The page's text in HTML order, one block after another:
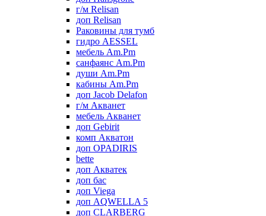
г/м Relisan
доп Relisan
Раковины для тумб
гидро AESSEL
мебель Am.Pm
санфаянс Am.Pm
души Am.Pm
кабины Am.Pm
доп Jacob Delafon
г/м Акванет
мебель Акванет
доп Gebirit
комп Акватон
доп OPADIRIS
bette
доп Акватек
доп бас
доп Viega
доп AQWELLA 5
доп CLARBERG